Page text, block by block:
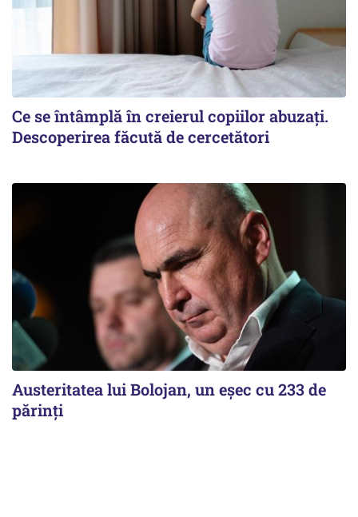
Ce se întâmplă în creierul copiilor abuzați.
Descoperirea făcută de cercetători
Austeritatea lui Bolojan, un eșec cu 233 de
părinți